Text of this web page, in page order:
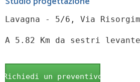
Lavagna - 5/6, Via
A 5.82 Km da sestri levante
Richiedi un preventivo